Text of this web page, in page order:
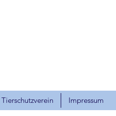
Tierschutzverein Impressum